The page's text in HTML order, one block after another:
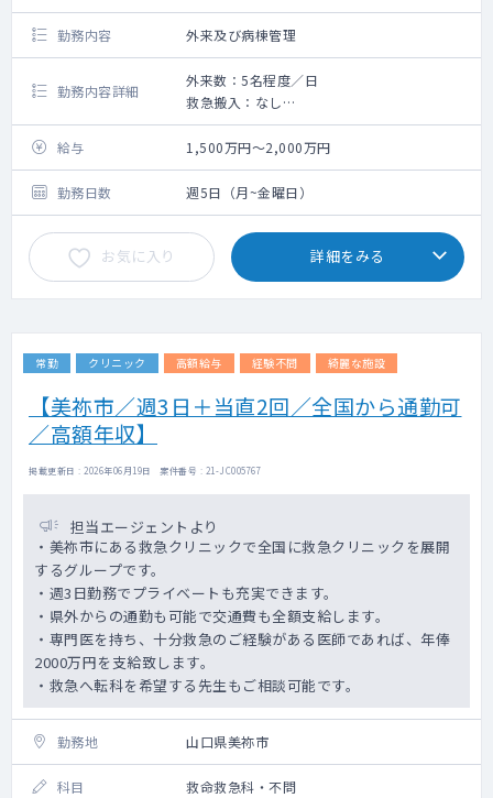
勤務内容 外来及び病棟管理
勤務内容詳細
外来数：5名程度／日
救急搬入：なし
手術：なし
給与
1,500万円～2,000万円
勤務日数 週5日（月~金曜日）
お気に入り 詳細をみる
常勤 クリニック 高額給与 経験不問 綺麗な施設
【美祢市／週3日＋当直2回／全国から通勤可
／高額年収】
掲載更新日 : 2026年06月19日 案件番号 : 21-JC005767
担当エージェントより
・美祢市にある救急クリニックで全国に救急クリニックを展開
するグループです。
・週3日勤務でプライベートも充実できます。
・県外からの通勤も可能で交通費も全額支給します。
・専門医を持ち、十分救急のご経験がある医師であれば、年俸
2000万円を支給致します。
・救急へ転科を希望する先生もご相談可能です。
勤務地 山口県美祢市
科目 救命救急科・不問